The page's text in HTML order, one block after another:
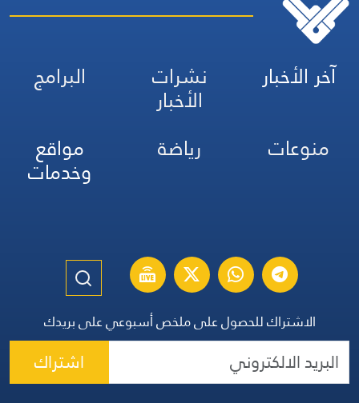
آخر الأخبار نشرات
الأخبار
البرامج
منوعات
رياضة مواقع
وخدمات
الاشتراك للحصول على ملخص أسبوعي على بريدك
اشتراك